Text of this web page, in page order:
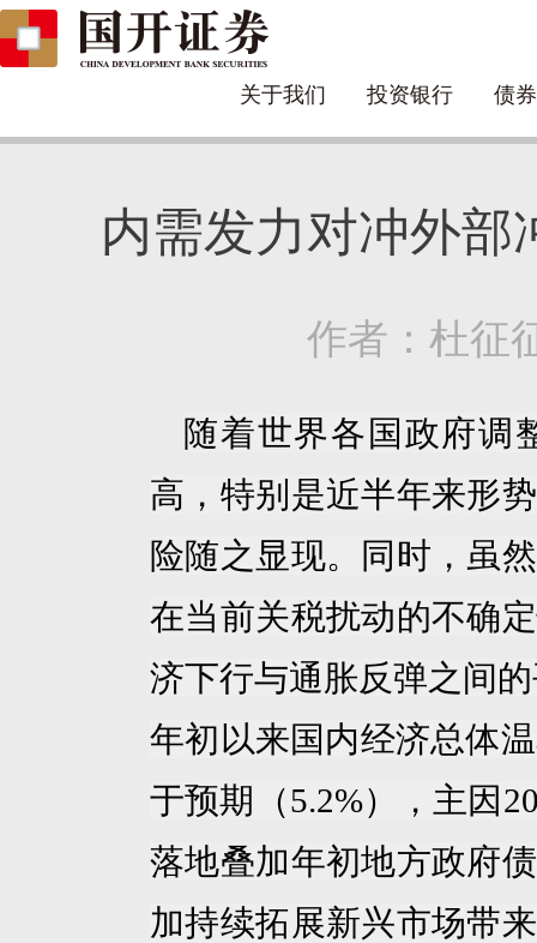
关于我们 投资银行 债
内需发力对冲外部
作者：杜征
随着世界各国政府调
高，特别是近半年来形
险随之显现。同时，虽
在当前关税扰动的不确
济下行与通胀反弹之间
年初以来国内经济总体
于预期（5.2%），主因
落地叠加年初地方政府
加持续拓展新兴市场带